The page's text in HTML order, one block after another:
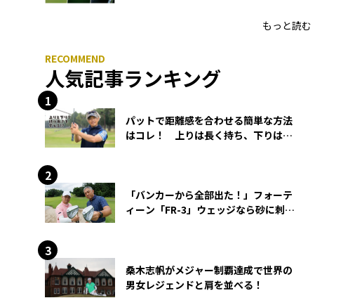
もっと読む
人気記事ランキング
パットで距離感を合わせる簡単な方法
はコレ！ 上りは長く持ち、下りは短
「バンカーから全部出た！」フォーテ
ィーン「FR-3」ウェッジなら砂に刺さ
桑木志帆がメジャー制覇達成で世界の
男女レジェンドと肩を並べる！